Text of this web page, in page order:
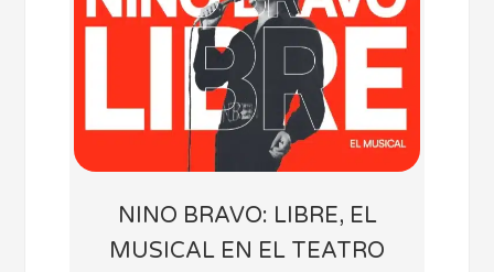
NINO BRAVO: LIBRE, EL
MUSICAL EN EL TEATRO